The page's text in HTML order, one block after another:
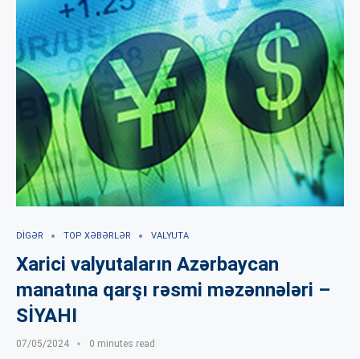
DIGƏR TOP XƏBƏRLƏR VALYUTA
Xarici valyutaların Azərbaycan
manatına qarşı rəsmi məzənnələri –
SİYAHI
07/05/2024 0 minutes read